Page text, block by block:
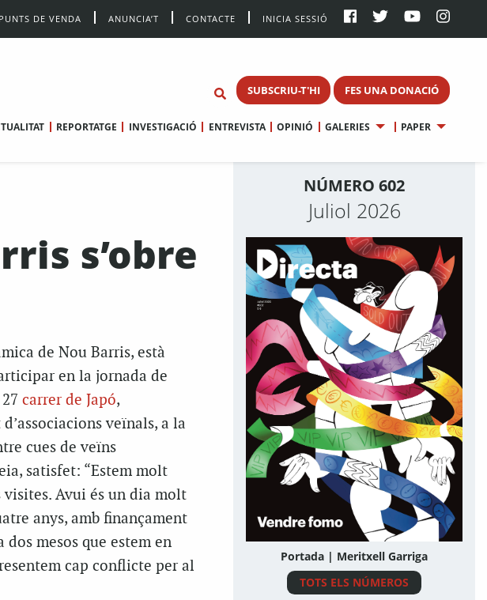
PUNTS DE VENDA ANUNCIA’T CONTACTE INICIA SESSIÓ
SUBSCRIU-T'HI FES UNA DONACIÓ
REPORTATGE INVESTIGACIÓ ENTREVISTA OPINIÓ GALERIES PAPER
s’obre
de Nou Barris, està
en la jornada de
carrer de Japó,
veïnals, a la
cues de veïns
satisfet: “Estem molt
Avui és un dia molt
anys, amb finançament
mesos que estem en
cap conflicte per al
NÚMERO 602
Juliol 2026
Portada | Meritxell Garriga
TOTS ELS NÚMEROS